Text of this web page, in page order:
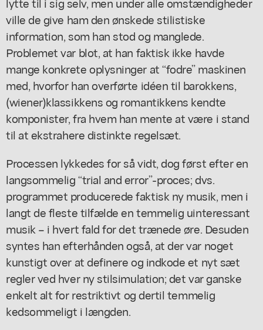
ville de give ham den ønskede stilistiske
information, som han stod og manglede.
Problemet var blot, at han faktisk ikke havde
mange konkrete oplysninger at “fodre” maskinen
med, hvorfor han overførte idéen til barokkens,
(wiener)klassikkens og romantikkens kendte
komponister, fra hvem han mente at være i stand
til at ekstrahere distinkte regelsæt.
Processen lykkedes for så vidt, dog først efter en
langsommelig “trial and error”-proces; dvs.
programmet producerede faktisk ny musik, men i
langt de fleste tilfælde en temmelig uinteressant
musik – i hvert fald for det trænede øre. Desuden
syntes han efterhånden også, at der var noget
kunstigtover at definere og indkode et nyt sæt
regler ved hver ny stilsimulation; det var ganske
enkelt alt for restriktivt og dertil temmelig
kedsommeligt i længden.